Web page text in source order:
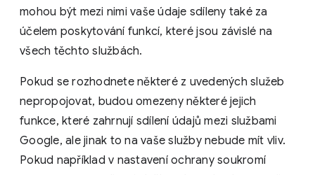
mohou být mezi nimi vaše údaje sdíleny také za
účelem poskytování funkcí, které jsou závislé na
všech těchto službách.
Pokud se rozhodnete některé z uvedených služeb
nepropojovat, budou omezeny některé jejich
funkce, které zahrnují sdílení údajů mezi službami
Google, ale jinak to na vaše služby nebude mít vliv.
Pokud například v nastavení ochrany soukromí